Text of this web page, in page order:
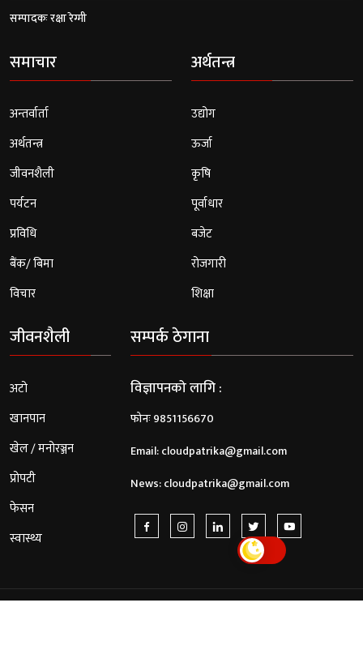
सम्पादकः रक्षा रेग्मी
समाचार
अन्तर्वार्ता
अर्थतन्त्र
जीवनशैली
पर्यटन
प्रविधि
बैंक/ बिमा
विचार
अर्थतन्त्र
उद्योग
ऊर्जा
कृषि
पूर्वाधार
बजेट
रोजगारी
शिक्षा
जीवनशैली
अटो
खानपान
खेल / मनोरञ्जन
प्रोपटी
फेसन
स्वास्थ्य
सम्पर्क ठेगाना
विज्ञापनको लागि :
फोनः 9851156670
Email:cloudpatrika@gmail.com
News:cloudpatrika@gmail.com